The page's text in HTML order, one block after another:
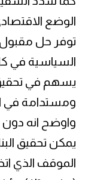
الوضع
توفر حل مقبول
السياسية في
يسهم في تحقيق
ومستدامة في
واوضح انه دون
يمكن تحقيق
الموقف الذي